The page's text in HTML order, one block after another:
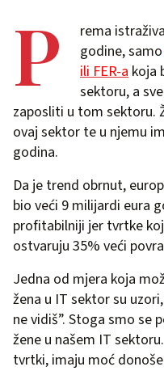
P
rema
godine, samo
ili FER-a koja
sektoru, a
zaposliti u tom sektoru.
ovaj sektor te u njemu
godina.
Da je trend obrnut,
bio veći 9 milijardi eura
profitabilniji jer tvrtke
ostvaruju 35% veći
Jedna od mjera koja
žena u IT sektor su
ne vidiš”. Stoga smo se
žene u našem IT
tvrtki, imaju moć